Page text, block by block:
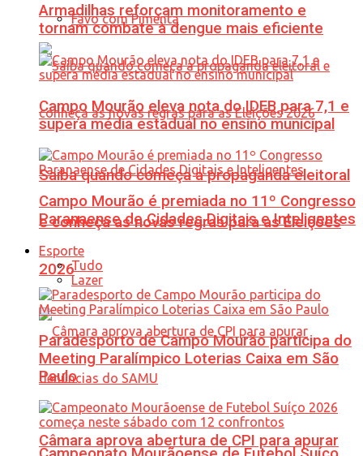
Favo com Pimenta
Saiba quando começa a propaganda eleitoral
e conheça as novas regras para as Eleições
2026
Câmara aprova abertura de CPI para apurar
Armadilhas reforçam monitoramento e
tornam combate à dengue mais eficiente
Campo Mourão eleva nota do IDEB para 7,1 e
supera média estadual no ensino municipal
Campo Mourão é premiada no 11º Congresso
Paranaense de Cidades Digitais e Inteligentes
Esporte
Tudo
Lazer
Paradesporto de Campo Mourão participa do
Meeting Paralímpico Loterias Caixa em São
Paulo